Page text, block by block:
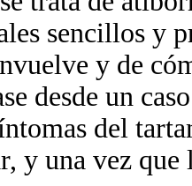
sencillos y
y de
desde un
del
y una vez que